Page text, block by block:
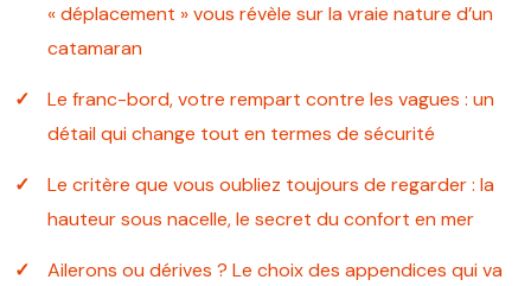
« déplacement » vous révèle sur la vraie nature d’un
catamaran
Le franc-bord, votre rempart contre les vagues : un
détail qui change tout en termes de sécurité
Le critère que vous oubliez toujours de regarder : la
hauteur sous nacelle, le secret du confort en mer
Ailerons ou dérives ? Le choix des appendices qui va